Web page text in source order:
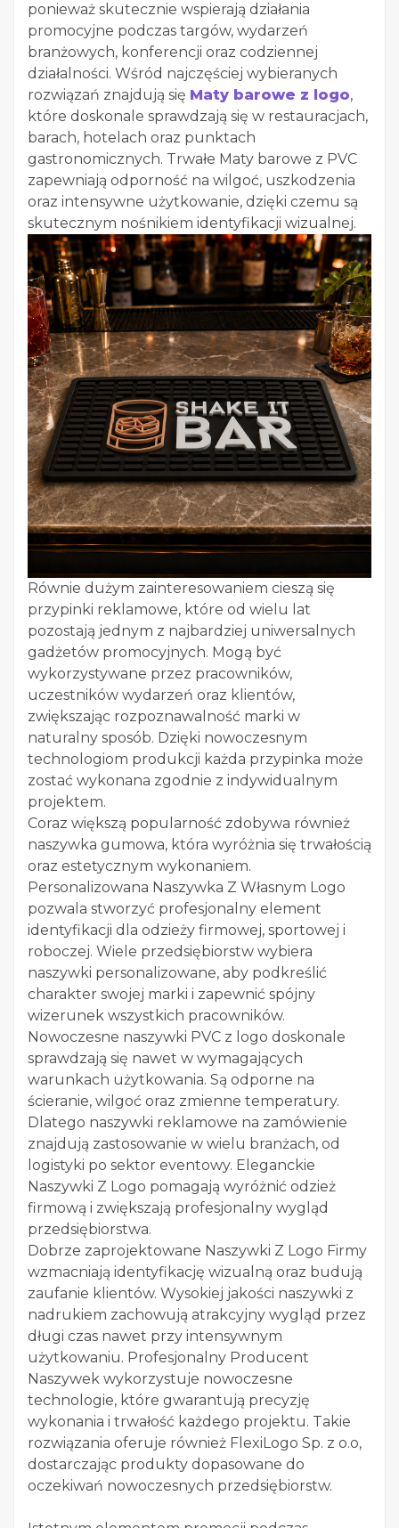
ponieważ skutecznie wspierają działania
promocyjne podczas targów, wydarzeń
branżowych, konferencji oraz codziennej
działalności. Wśród najczęściej wybieranych
rozwiązań znajdują się Maty barowe z logo,
które doskonale sprawdzają się w restauracjach,
barach, hotelach oraz punktach
gastronomicznych. Trwałe Maty barowe z PVC
zapewniają odporność na wilgoć, uszkodzenia
oraz intensywne użytkowanie, dzięki czemu są
skutecznym nośnikiem identyfikacji wizualnej.
Równie dużym zainteresowaniem cieszą się
przypinki reklamowe, które od wielu lat
pozostają jednym z najbardziej uniwersalnych
gadżetów promocyjnych. Mogą być
wykorzystywane przez pracowników,
uczestników wydarzeń oraz klientów,
zwiększając rozpoznawalność marki w
naturalny sposób. Dzięki nowoczesnym
technologiom produkcji każda przypinka może
zostać wykonana zgodnie z indywidualnym
projektem.
Coraz większą popularność zdobywa również
naszywka gumowa, która wyróżnia się trwałością
oraz estetycznym wykonaniem.
Personalizowana Naszywka Z Własnym Logo
pozwala stworzyć profesjonalny element
identyfikacji dla odzieży firmowej, sportowej i
roboczej. Wiele przedsiębiorstw wybiera
naszywki personalizowane, aby podkreślić
charakter swojej marki i zapewnić spójny
wizerunek wszystkich pracowników.
Nowoczesne naszywki PVC z logo doskonale
sprawdzają się nawet w wymagających
warunkach użytkowania. Są odporne na
ścieranie, wilgoć oraz zmienne temperatury.
Dlatego naszywki reklamowe na zamówienie
znajdują zastosowanie w wielu branżach, od
logistyki po sektor eventowy. Eleganckie
Naszywki Z Logo pomagają wyróżnić odzież
firmową i zwiększają profesjonalny wygląd
przedsiębiorstwa.
Dobrze zaprojektowane Naszywki Z Logo Firmy
wzmacniają identyfikację wizualną oraz budują
zaufanie klientów. Wysokiej jakości naszywki z
nadrukiem zachowują atrakcyjny wygląd przez
długi czas nawet przy intensywnym
użytkowaniu. Profesjonalny Producent
Naszywek wykorzystuje nowoczesne
technologie, które gwarantują precyzję
wykonania i trwałość każdego projektu. Takie
rozwiązania oferuje również FlexiLogo Sp. z o.o,
dostarczając produkty dopasowane do
oczekiwań nowoczesnych przedsiębiorstw.